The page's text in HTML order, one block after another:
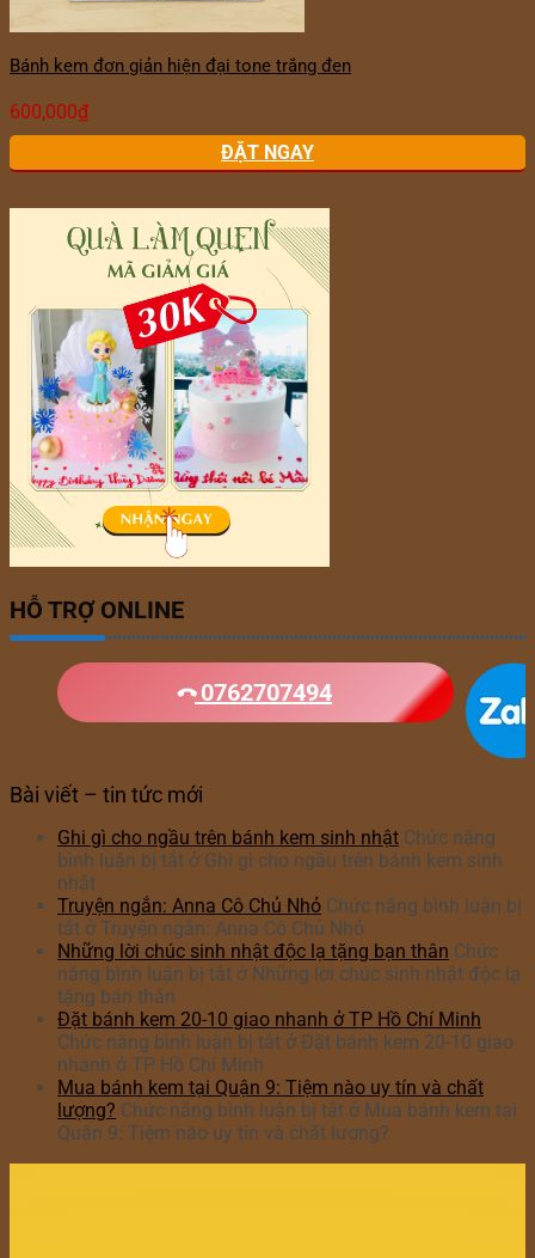
Bánh kem đơn giản hiện đại tone trắng đen
600,000₫
ĐẶT NGAY
HỖ TRỢ ONLINE
0762707494
Bài viết – tin tức mới
Ghi gì cho ngầu trên bánh kem sinh nhật Chức năng
bình luận bị tắt ở Ghi gì cho ngầu trên bánh kem sinh
nhật
Truyện ngắn: Anna Cô Chủ Nhỏ Chức năng bình luận bị
tắt ở Truyện ngắn: Anna Cô Chủ Nhỏ
Những lời chúc sinh nhật độc lạ tặng bạn thân Chức
năng bình luận bị tắt ở Những lời chúc sinh nhật độc lạ
tặng bạn thân
Đặt bánh kem 20-10 giao nhanh ở TP Hồ Chí Minh
Chức năng bình luận bị tắt ở Đặt bánh kem 20-10 giao
nhanh ở TP Hồ Chí Minh
Mua bánh kem tại Quận 9: Tiệm nào uy tín và chất
lượng? Chức năng bình luận bị tắt ở Mua bánh kem tại
Quận 9: Tiệm nào uy tín và chất lượng?